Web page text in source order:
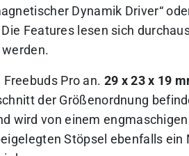
Dynamik Driver“
Features lesen sich
Pro an. 29 x 23 x 19
der Größenordnung
wird von einem
Stöpsel ebenfalls ein